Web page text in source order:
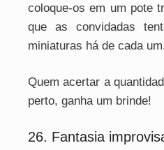
coloque-os em um pote
que as convidadas
miniaturas há de cada
Quem acertar a
perto, ganha um brinde!
26. Fantasia